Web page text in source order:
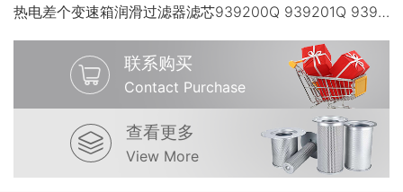
热电差个变速箱润滑过滤器滤芯939200Q 939201Q 939202Q
联系购买
Contact Purchase
查看更多
View More